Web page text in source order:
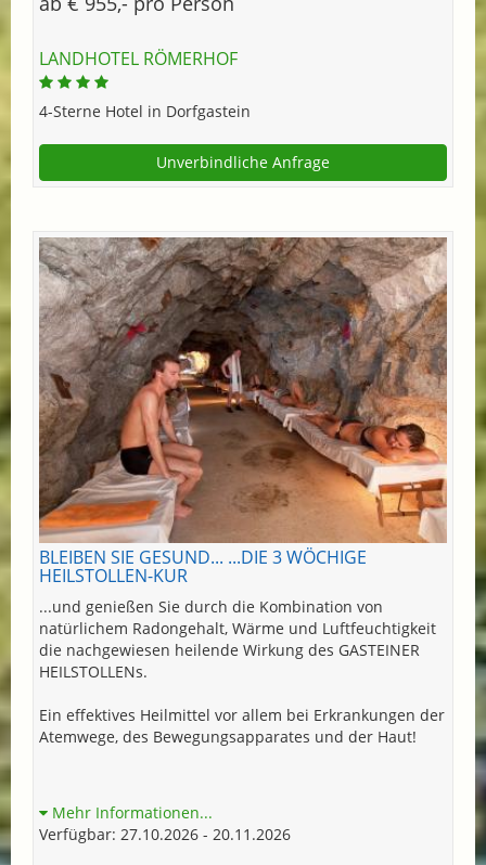
LANDHOTEL RÖMERHOF
4-Sterne Hotel in Dorfgastein
Unverbindliche Anfrage
BLEIBEN SIE GESUND... ...DIE 3 WÖCHIGE
HEILSTOLLEN-KUR
...und genießen Sie durch die Kombination von
natürlichem Radongehalt, Wärme und Luftfeuchtigkeit
die nachgewiesen heilende Wirkung des GASTEINER
HEILSTOLLENs.
Ein effektives Heilmittel vor allem bei Erkrankungen der
Atemwege, des Bewegungsapparates und der Haut!
Mehr Informationen...
Verfügbar: 27.10.2026 - 20.11.2026